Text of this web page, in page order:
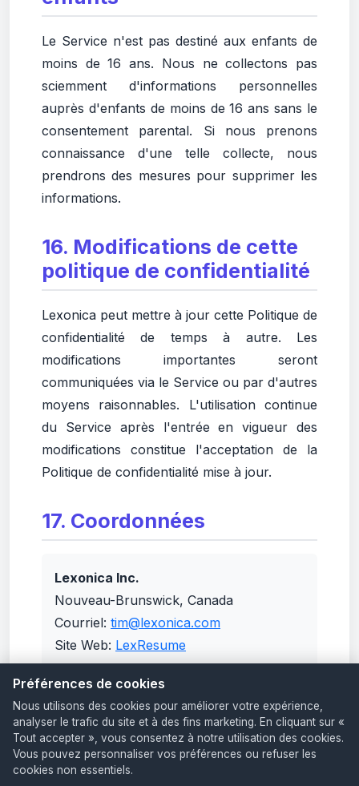
Le Service n'est pas destiné aux enfants de
moins de 16 ans. Nous ne collectons pas
sciemment d'informations personnelles
auprès d'enfants de moins de 16 ans sans le
consentement parental. Si nous prenons
connaissance d'une telle collecte, nous
prendrons des mesures pour supprimer les
informations.
16. Modifications de cette
politique de confidentialité
Lexonica peut mettre à jour cette Politique de
confidentialité de temps à autre. Les
modifications importantes seront
communiquées via le Service ou par d'autres
moyens raisonnables. L'utilisation continue
du Service après l'entrée en vigueur des
modifications constitue l'acceptation de la
Politique de confidentialité mise à jour.
17. Coordonnées
Lexonica Inc.
Nouveau-Brunswick, Canada
Courriel: tim@lexonica.com
Site Web: LexResume
En utilisant LexResume, vous reconnaissez avoir lu
et compris cette Politique de confidentialité.
Préférences de cookies
Nous utilisons des cookies pour améliorer votre expérience,
analyser le trafic du site et à des fins marketing. En cliquant sur «
Tout accepter », vous consentez à notre utilisation des cookies.
Vous pouvez personnaliser vos préférences ou refuser les
cookies non essentiels.